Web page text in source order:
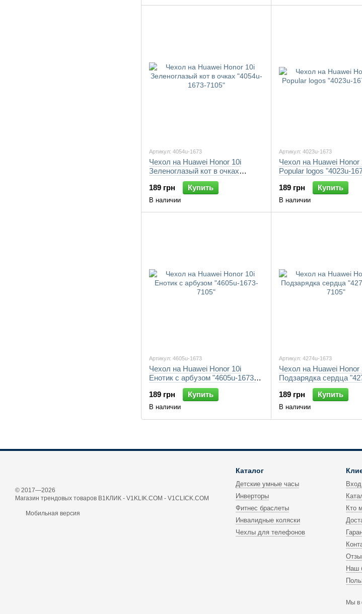
Артикул: 4054u-1673
Чехол на Huawei Honor 10i
Зеленоглазый кот в очках
"4054u-1673-7105"
189 грн
Купить
В наличии
Артикул: 4023u-1673
Чехол на Huawei Honor
Popular logos "4023u-
189 грн
Купить
В наличии
Артикул: 4605u-1673
Чехол на Huawei Honor 10i
Енотик с арбузом "4605u-1673-
189 грн
Купить
В наличии
Артикул: 4274u-1673
Чехол на Huawei Honor
Подзарядка сердца
1673-7105"
189 грн
Купить
В наличии
© 2017—2026
Магазин трендовых товаров В1КЛИК - V1KLIK.COM - V1CLICK.COM
Мобильная версия
Каталог
Детские умные часы
Инверторы
Фитнес браслеты
Инвалидные коляски
Чехлы для телефонов
Кто
Наш
Мы в